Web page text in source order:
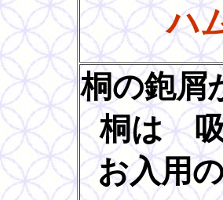
ハ
桐の鉋屑
桐は 吸
お入用